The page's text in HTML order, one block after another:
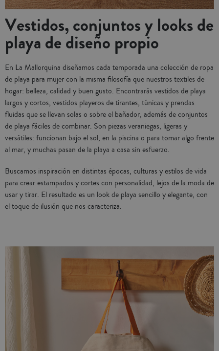
Vestidos, conjuntos y looks de
playa de diseño propio
En La Mallorquina diseñamos cada temporada una colección de ropa
de playa para mujer con la misma filosofía que nuestros textiles de
hogar: belleza, calidad y buen gusto. Encontrarás vestidos de playa
largos y cortos, vestidos playeros de tirantes, túnicas y prendas
fluidas que se llevan solas o sobre el bañador, además de conjuntos
de playa fáciles de combinar. Son piezas veraniegas, ligeras y
versátiles: funcionan bajo el sol, en la piscina o para tomar algo frente
al mar, y muchas pasan de la playa a casa sin esfuerzo.
Buscamos inspiración en distintas épocas, culturas y estilos de vida
para crear estampados y cortes con personalidad, lejos de la moda de
usar y tirar. El resultado es un look de playa sencillo y elegante, con
el toque de ilusión que nos caracteriza.